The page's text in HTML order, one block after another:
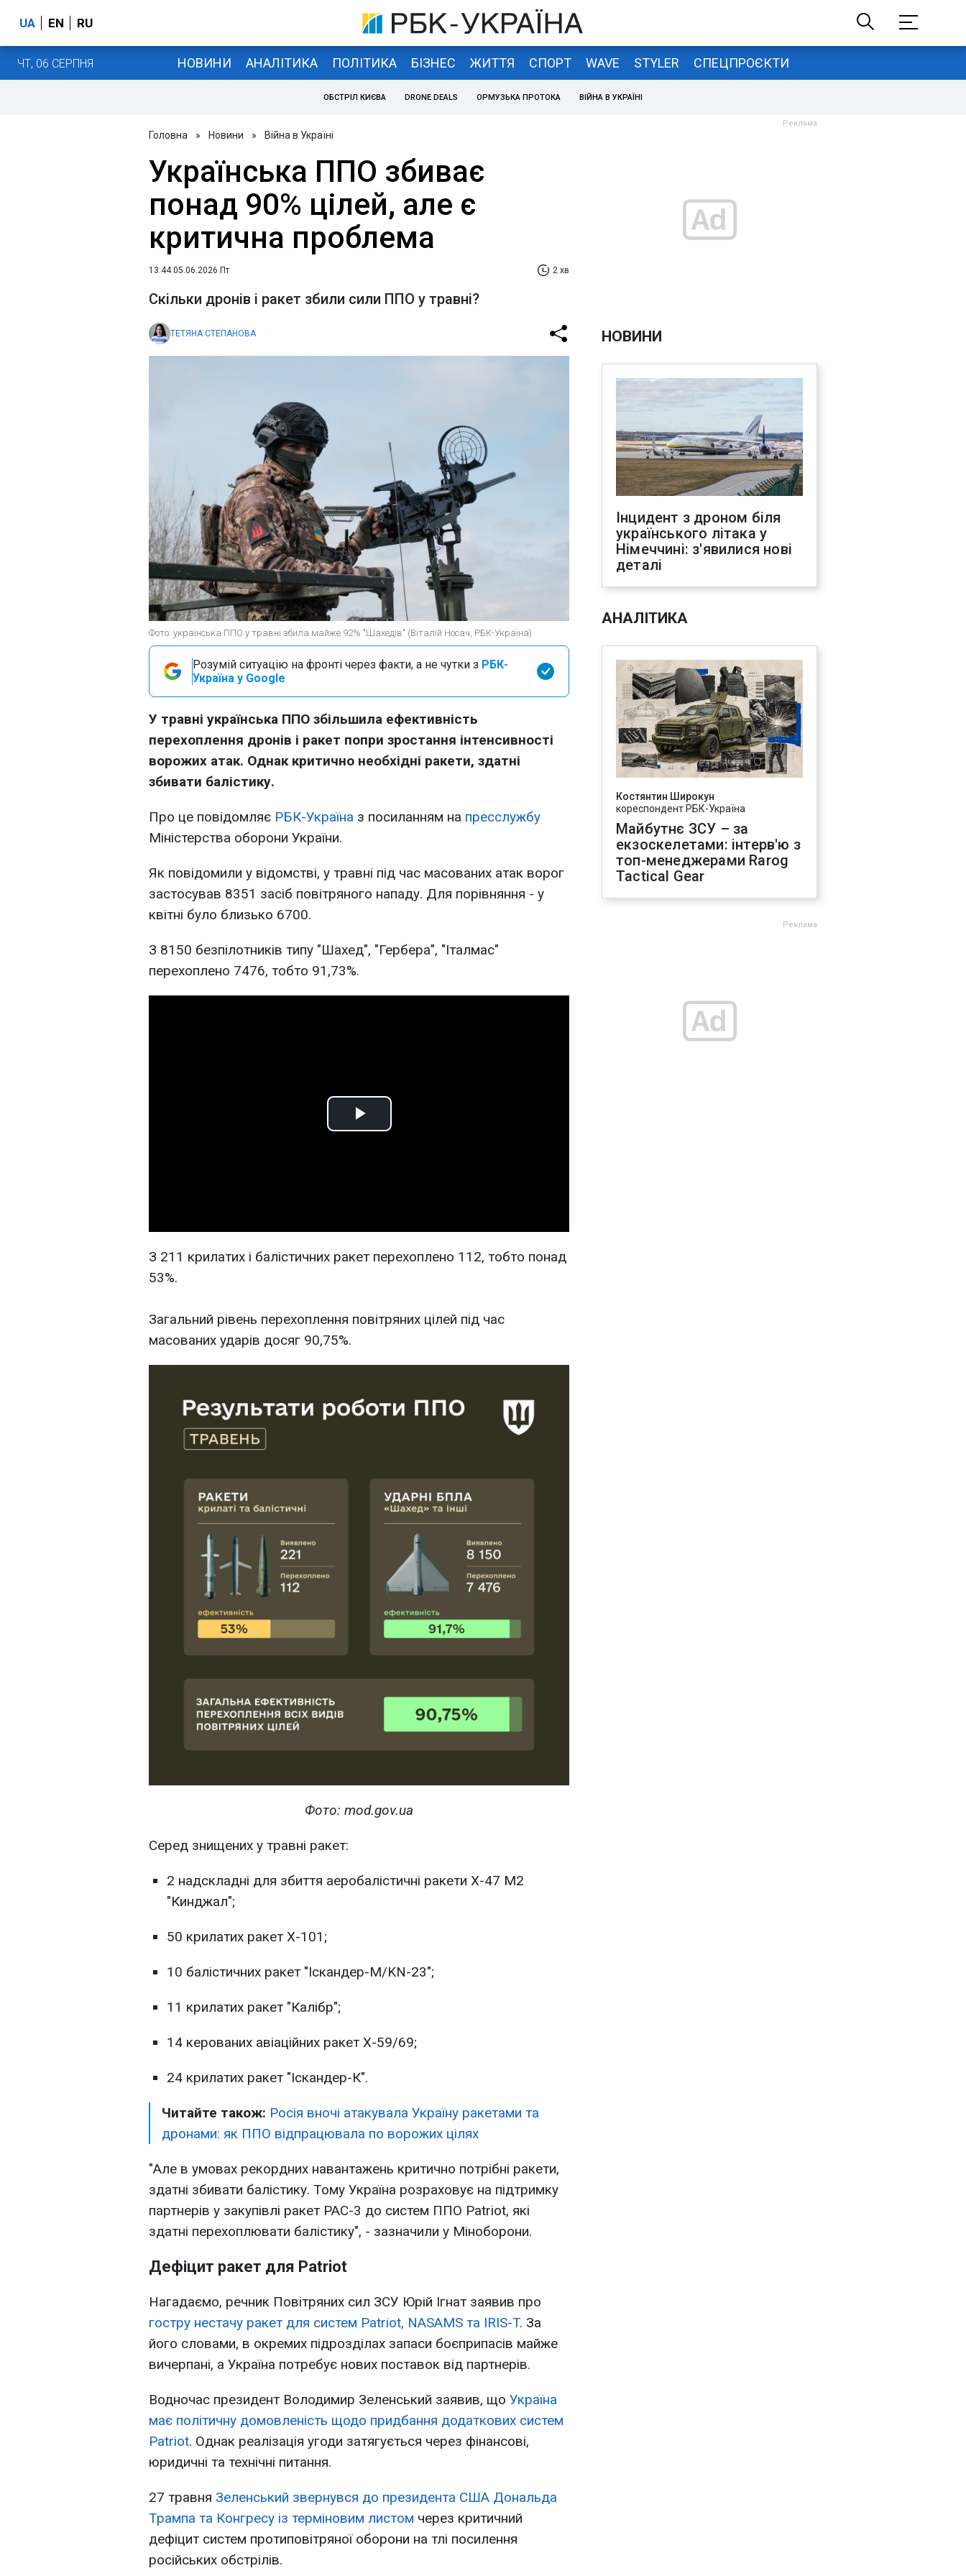
UA EN RU
ЧТ, 06 СЕРПНЯ НОВИНИ АНАЛІТИКА ПОЛІТИКА БІЗНЕС ЖИТТЯ СПОРТ WAVE STYLER СПЕЦПРОЄКТИ
ОБСТРІЛ КИЄВА DRONE DEALS ОРМУЗЬКА ПРОТОКА ВІЙНА В УКРАЇНІ
Головна » Новини » Війна в Україні
Українська ППО збиває
понад 90% цілей, але є
критична проблема
13:44 05.06.2026 Пт 2 хв
Скільки дронів і ракет збили сили ППО у травні?
ТЕТЯНА СТЕПАНОВА
Фото: українська ППО у травні збила майже 92% "Шахедів" (Віталій Носач, РБК-Україна)
Розумій ситуацію на фронті через факти, а не чутки з РБК-
Україна у Google
У травні українська ППО збільшила ефективність
перехоплення дронів і ракет попри зростання інтенсивності
ворожих атак. Однак критично необхідні ракети, здатні
збивати балістику.
Про це повідомляє РБК-Україна з посиланням на пресслужбу
Міністерства оборони України.
Як повідомили у відомстві, у травні під час масованих атак ворог
застосував 8351 засіб повітряного нападу. Для порівняння - у
квітні було близько 6700.
З 8150 безпілотників типу "Шахед", "Гербера", "Італмас"
перехоплено 7476, тобто 91,73%.
Play
З 211 крилатих і балістичних ракет перехоплено 112, тобто понад
53%.
Загальний рівень перехоплення повітряних цілей під час
масованих ударів досяг 90,75%.
Фото: mod.gov.ua
Серед знищених у травні ракет:
2 надскладні для збиття аеробалістичні ракети Х-47 М2
"Кинджал";
50 крилатих ракет Х-101;
10 балістичних ракет "Іскандер-М/KN-23";
11 крилатих ракет "Калібр";
14 керованих авіаційних ракет Х-59/69;
24 крилатих ракет "Іскандер-К".
Читайте також: Росія вночі атакувала Україну ракетами та
дронами: як ППО відпрацювала по ворожих цілях
"Але в умовах рекордних навантажень критично потрібні ракети,
здатні збивати балістику. Тому Україна розраховує на підтримку
партнерів у закупівлі ракет PAC-3 до систем ППО Patriot, які
здатні перехоплювати балістику", - зазначили у Міноборони.
Дефіцит ракет для Patriot
Нагадаємо, речник Повітряних сил ЗСУ Юрій Ігнат заявив про
гостру нестачу ракет для систем Patriot, NASAMS та IRIS-T. За
його словами, в окремих підрозділах запаси боєприпасів майже
вичерпані, а Україна потребує нових поставок від партнерів.
Водночас президент Володимир Зеленський заявив, що Україна
має політичну домовленість щодо придбання додаткових систем
Patriot. Однак реалізація угоди затягується через фінансові,
юридичні та технічні питання.
27 травня Зеленський звернувся до президента США Дональда
Трампа та Конгресу із терміновим листом через критичний
дефіцит систем протиповітряної оборони на тлі посилення
російських обстрілів.
НОВИНИ
Інцидент з дроном біля
українського літака у
Німеччині: з'явилися нові
деталі
АНАЛІТИКА
Костянтин Широкун
кореспондент РБК-Україна
Майбутнє ЗСУ – за
екзоскелетами: інтерв'ю з
топ-менеджерами Rarog
Tactical Gear